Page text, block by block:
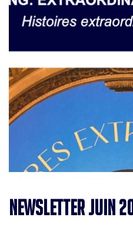
NEWSLETTER JUIN